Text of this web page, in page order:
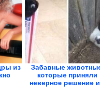
из
Забавные
которые приняли
неверное решение